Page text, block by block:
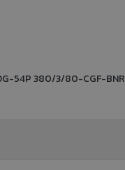
54P 380/3/80-CGF-BNR